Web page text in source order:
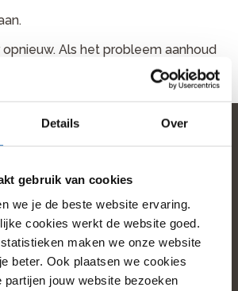
Details Over
gebruik van cookies
we je de beste website ervaring.
cookies werkt de website goed.
maken we onze website
beter. Ook plaatsen we cookies
partijen jouw website bezoeken
Als het probleem aanhoud
met ons op.